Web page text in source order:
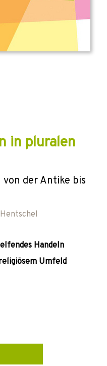
in pluralen
der Antike bis
Handeln
Umfeld